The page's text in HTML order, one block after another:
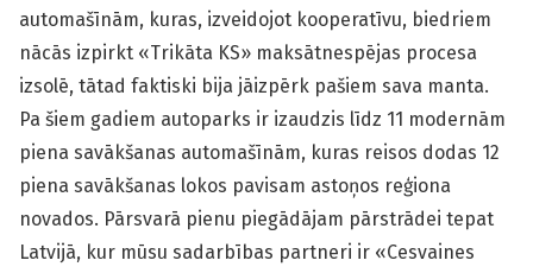
automašīnām, kuras, izveidojot kooperatīvu, biedriem
nācās izpirkt «Trikāta KS» maksātnespējas procesa
izsolē, tātad faktiski bija jāizpērk pašiem sava manta.
Pa šiem gadiem autoparks ir izaudzis līdz 11 modernām
piena savākšanas automašīnām, kuras reisos dodas 12
piena savākšanas lokos pavisam astoņos reģiona
novados. Pārsvarā pienu piegādājam pārstrādei tepat
Latvijā, kur mūsu sadarbības partneri ir «Cesvaines